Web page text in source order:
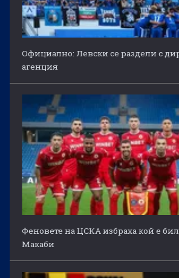
Официално: Левски се раздели с
агенция
Феновете на ЦСКА избраха кой е
Макаби